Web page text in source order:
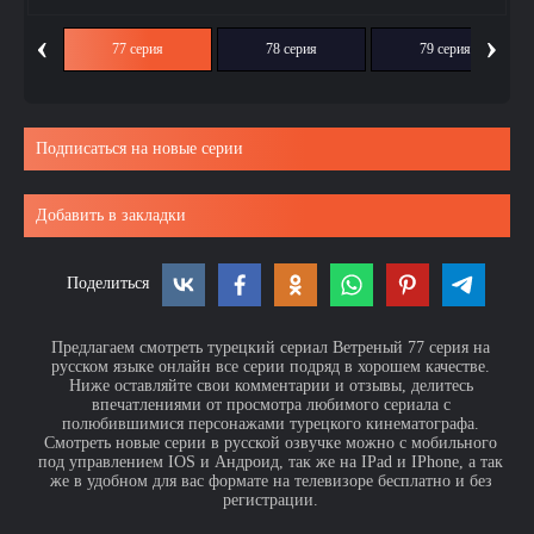
‹ 77 серия 78 серия 79 серия ›
Подписаться на новые серии
Добавить в закладки
Поделиться
Предлагаем смотреть турецкий сериал Ветреный 77 серия на
русском языке онлайн все серии подряд в хорошем качестве.
Ниже оставляйте свои комментарии и отзывы, делитесь
впечатлениями от просмотра любимого сериала с
полюбившимися персонажами турецкого кинематографа.
Смотреть новые серии в русской озвучке можно с мобильного
под управлением IOS и Андроид, так же на IPad и IPhone, а так
же в удобном для вас формате на телевизоре бесплатно и без
регистрации.